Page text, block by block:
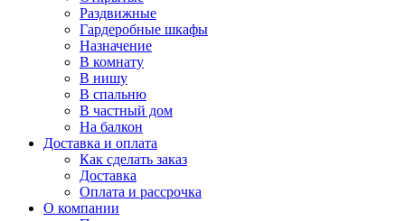
Раздвижные
Гардеробные шкафы
Назначение
В комнату
В нишу
В спальню
В частный дом
На балкон
Доставка и оплата
Как сделать заказ
Доставка
Оплата и рассрочка
О компании